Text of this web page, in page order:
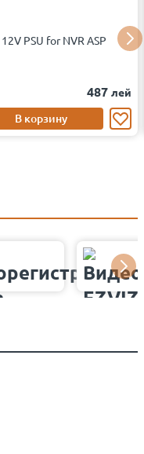
PSU for NVR ASP
487 лей
В корзину